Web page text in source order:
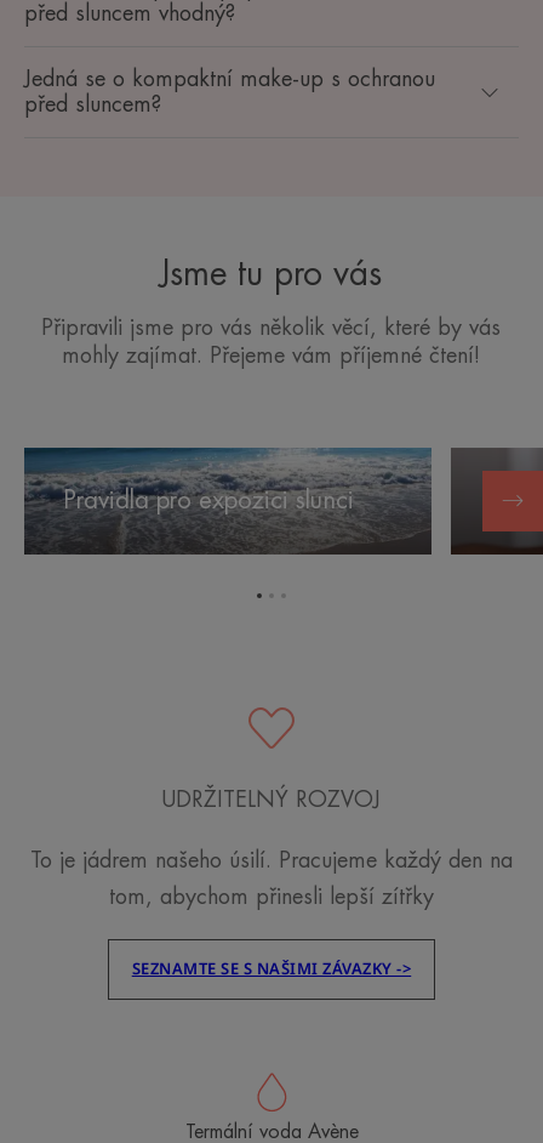
před sluncem vhodný?
Jedná se o kompaktní make-up s ochranou
před sluncem?
Jsme tu pro vás
Připravili jsme pro vás několik věcí, které by vás
mohly zajímat. Přejeme vám příjemné čtení!
Pravidla
pro
expozici
slunci
Pravidla pro expozici slunci
UDRŽITELNÝ ROZVOJ
To je jádrem našeho úsilí. Pracujeme každý den na
tom, abychom přinesli lepší zítřky
SEZNAMTE SE S NAŠIMI ZÁVAZKY ->
Termální voda Avène